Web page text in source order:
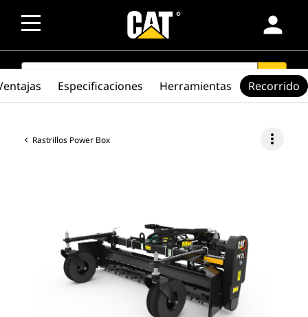
person
SEARCH search
Rastrillos Power Box more_vert
Especificaciones Herramientas Recorrido